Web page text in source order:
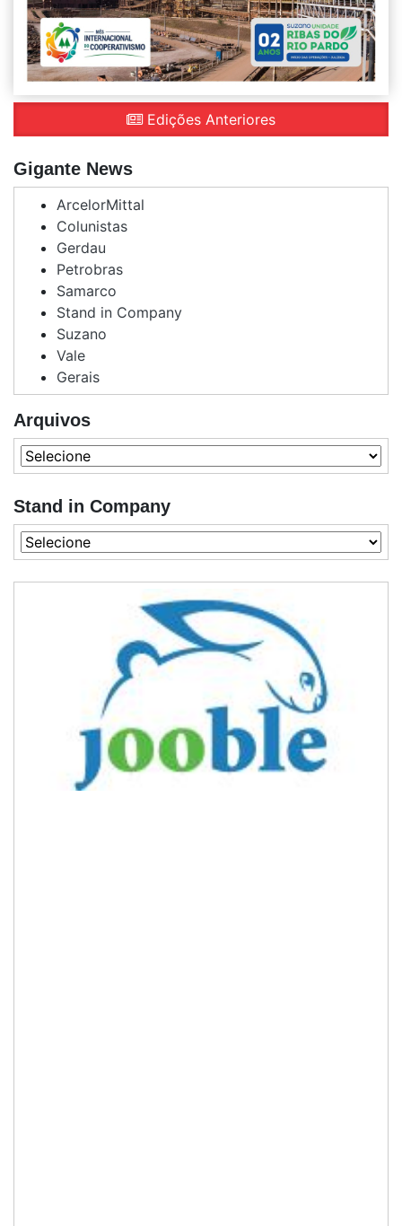
Edições Anteriores
Gigante News
ArcelorMittal
Colunistas
Gerdau
Petrobras
Samarco
Stand in Company
Suzano
Vale
Gerais
Arquivos
Stand in Company